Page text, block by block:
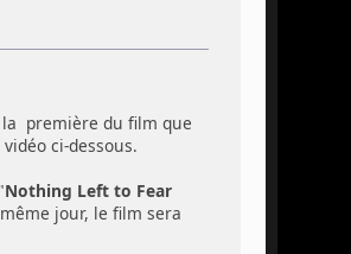
première du film que
ci-dessous.
Nothing Left to Fear
jour, le film sera